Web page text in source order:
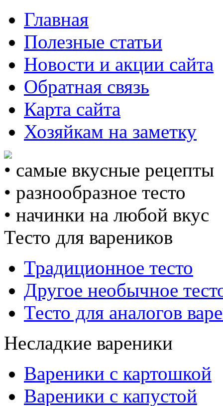
Главная
Полезные статьи
Новости и акции сайта
Обратная связь
Карта сайта
Хозяйкам на заметку
• самые вкусные рецепты
• разнообразное тесто
• начинки на любой вкус
Тесто для вареников
Традиционное тесто
Другое необычное
Тесто для аналогов
Несладкие вареники
Вареники с картошкой
Вареники с капустой